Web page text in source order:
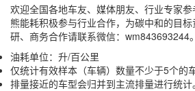
欢迎全国各地车友、媒体朋友、行业专家
熊能耗积极参与行业合作，为碳中和的目
研、商务合作请联系微信：wm843693244。
油耗单位：升/百公里
仅统计有效样本（车辆）数量不少于5个的车
排量接近的车型会归并到主流排量进行统计。